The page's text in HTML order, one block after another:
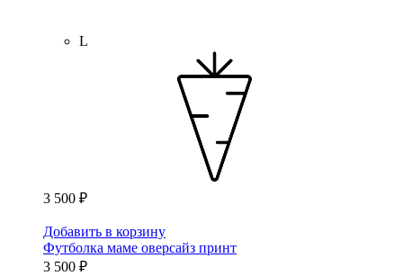
L
3 500 ₽
Добавить в корзину
Футболка маме оверсайз принт
3 500 ₽